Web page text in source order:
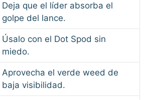
Deja que el líder absorba el
golpe del lance.
Úsalo con el Dot Spod sin
miedo.
Aprovecha el verde weed de
baja visibilidad.